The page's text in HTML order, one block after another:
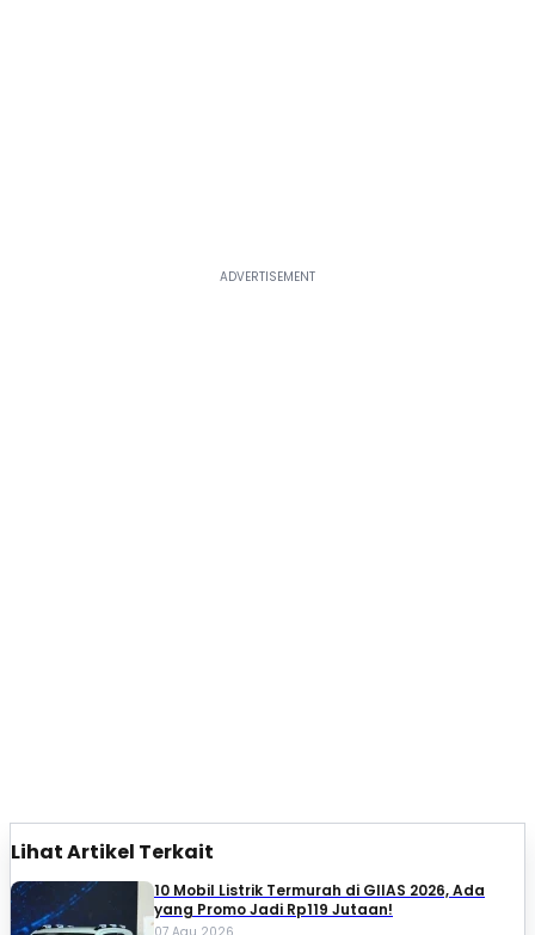
Lihat Artikel Terkait
10 Mobil Listrik Termurah di GIIAS 2026, Ada
yang Promo Jadi Rp119 Jutaan!